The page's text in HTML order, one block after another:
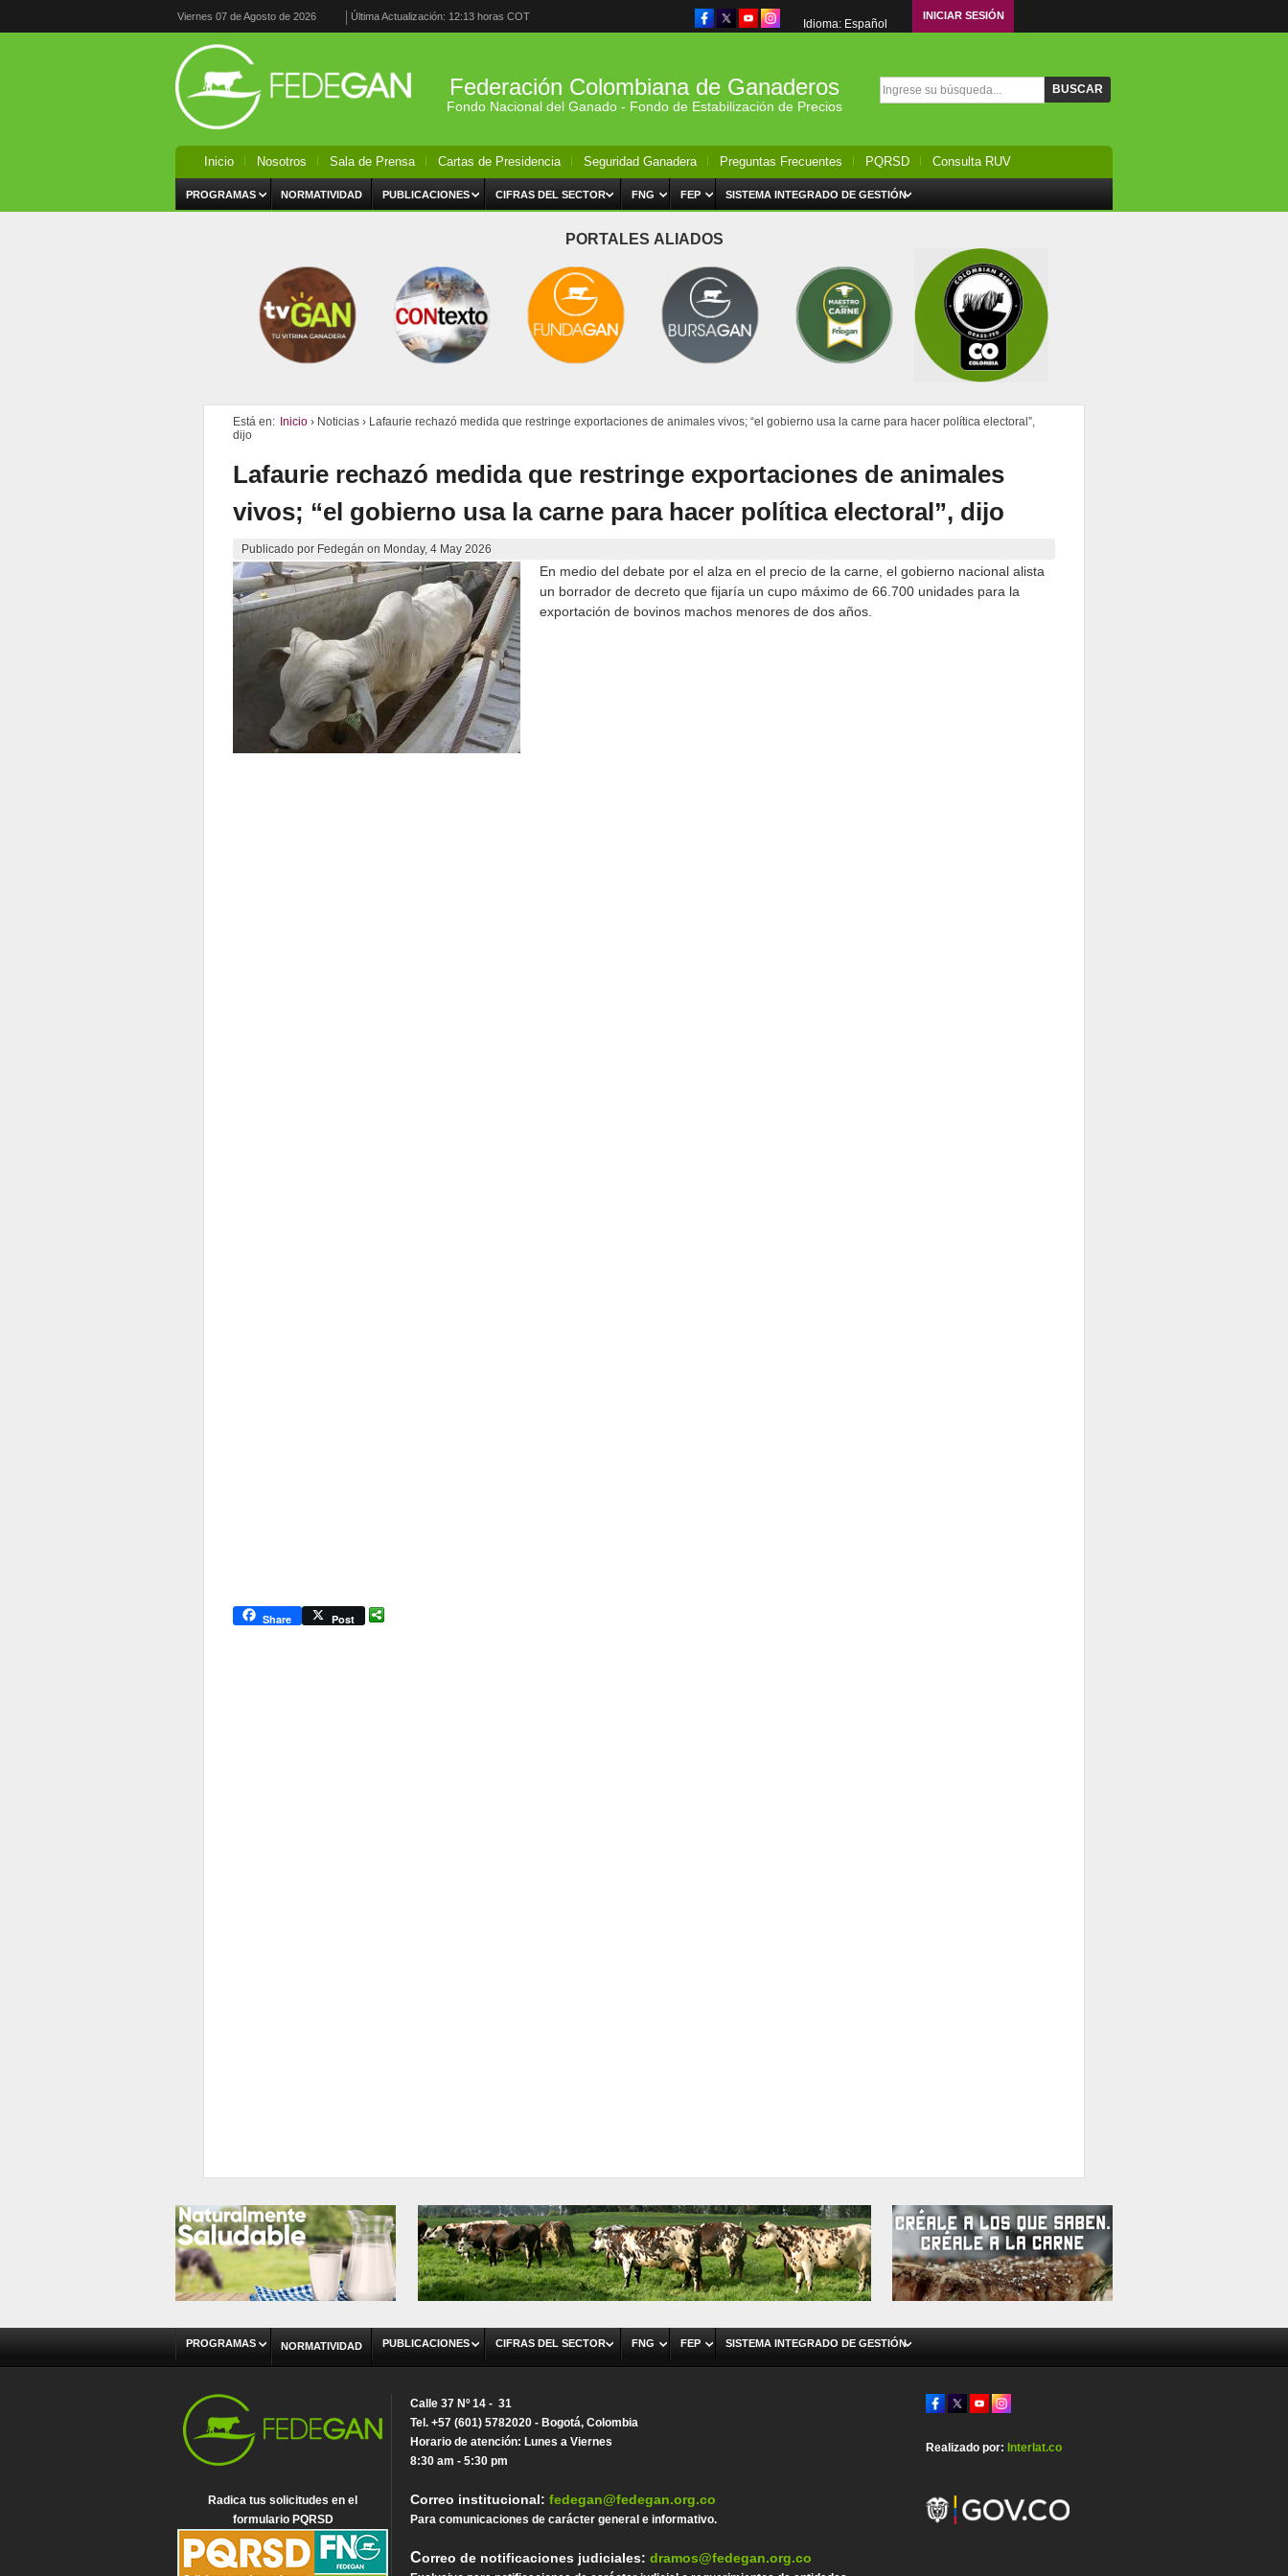
Viernes 07 de Agosto de 2026 Última Actualización: 12:13 horas COT
Idioma: Español
INICIAR SESIÓN
Federación Colombiana de Ganaderos Formulario de búsqueda
Buscar
Fondo Nacional del Ganado - Fondo de Estabilización de Precios
Inicio Nosotros Sala de Prensa Cartas de Presidencia Seguridad Ganadera Preguntas Frecuentes PQRSD Consulta RUV
PROGRAMAS NORMATIVIDAD PUBLICACIONES CIFRAS DEL SECTOR FNG FEP SISTEMA INTEGRADO DE GESTIÓN
PORTALES ALIADOS
Está en: Inicio › Noticias › Lafaurie rechazó medida que restringe exportaciones de animales vivos; “el gobierno usa la carne para hacer política electoral”,
dijo
Lafaurie rechazó medida que restringe exportaciones de animales
vivos; “el gobierno usa la carne para hacer política electoral”, dijo
Publicado por Fedegán on Monday, 4 May 2026
En medio del debate por el alza en el precio de la carne, el gobierno nacional alista
un borrador de decreto que fijaría un cupo máximo de 66.700 unidades para la
exportación de bovinos machos menores de dos años.
Share Post
PROGRAMAS NORMATIVIDAD PUBLICACIONES CIFRAS DEL SECTOR FNG FEP SISTEMA INTEGRADO DE GESTIÓN
Radica tus solicitudes en el
formulario PQRSD
Calle 37 Nº 14 - 31
Tel. +57 (601) 5782020 - Bogotá, Colombia
Horario de atención: Lunes a Viernes
8:30 am - 5:30 pm
Correo institucional:fedegan@fedegan.org.co
Para comunicaciones de carácter general e informativo.
Correo de notificaciones judiciales:dramos@fedegan.org.co
Realizado por:Interlat.co